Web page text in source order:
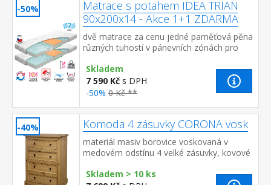
-50%
Matrace s potahem IDEA TRIAN
90x200x14 - Akce 1+1 ZDARMA
dvě matrace za cenu jedné paměťová pěna
různých tuhostí v pánevních zónách pro
odlehčení kloubům a celému pohybovému
aparátu 7zónová anatomická masážn...
Skladem
7 590 Kč s DPH
-50% 0 Kč **
-40% Komoda 4 zásuvky CORONA vosk
materiál masiv borovice voskovaná v
medovém odstínu 4 velké zásuvky, kovové
Skladem > 10 ks